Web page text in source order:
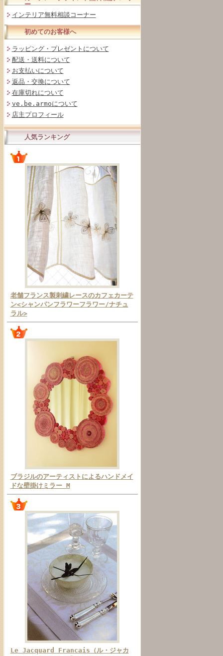
ー
インテリア無料相談コーナー
初めてのお客様へ
ラッピング・プレゼントについて
配送・送料について
お支払いについて
返品・交換について
在庫切れについて
ve.be.armoについて
店主プロフィール
人気ランキング
老舗フランス製刺繍レースのカフェカーテ
ン<シャンパンフラワーフラワー/ナチュ
ラル>
ブラジルのアーティストによるハンドメイ
ドな壁掛けミラー M
Le Jacquard Francais（ル・ジャカ